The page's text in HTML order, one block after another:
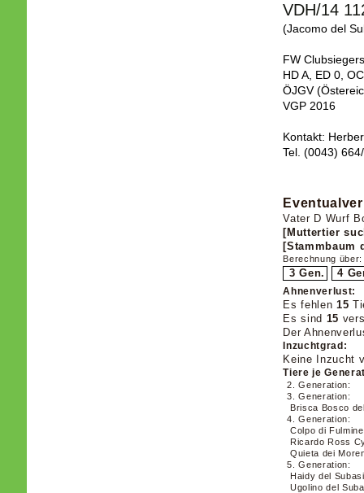
VDH/14
(Jacomo del
FW
HD A, ED 0,
ÖJGV
VGP 2016
Kontakt:
Tel. (0043)
Vater D Wurf
[Muttertier
[Stammbaum
Berechnung über:
3 Gen. 4
Ahnenverlust:
Es fehlen 15
Es sind 15
Der
Inzuchtgrad:
Keine Inzucht
Tiere je
2. Generation:
3. Generation:
Brisca Bosco
4. Generation:
Colpo di
Ricardo Ross
Quieta dei
5. Generation:
Haidy del
Ugolino del